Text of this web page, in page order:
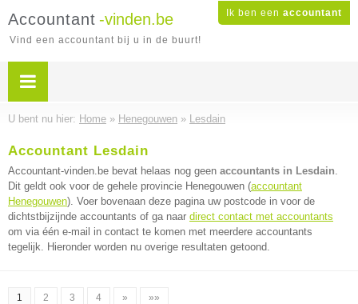
Ik ben een accountant
Accountant -vinden.be
Vind een accountant bij u in de buurt!
U bent nu hier: Home » Henegouwen » Lesdain
Accountant Lesdain
Accountant-vinden.be bevat helaas nog geen accountants in Lesdain.
Dit geldt ook voor de gehele provincie Henegouwen (accountant
Henegouwen). Voer bovenaan deze pagina uw postcode in voor de
dichtstbijzijnde accountants of ga naar direct contact met accountants
om via één e-mail in contact te komen met meerdere accountants
tegelijk. Hieronder worden nu overige resultaten getoond.
1 2 3 4 » »»